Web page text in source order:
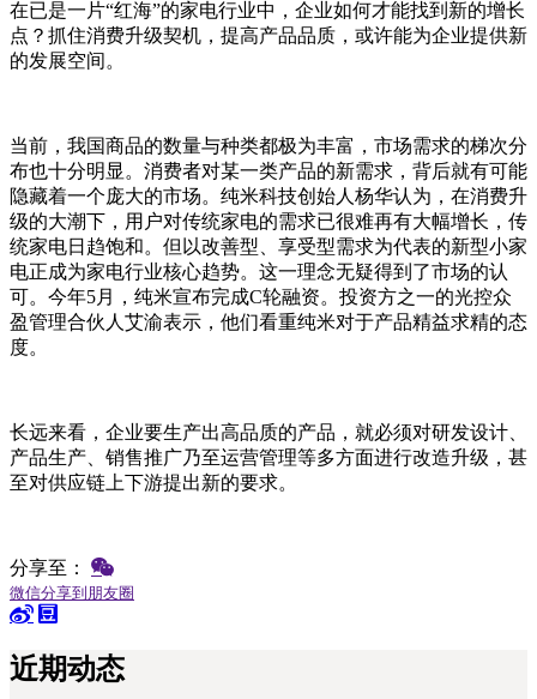
在已是一片“红海”的家电行业中，企业如何才能找到新的增长
点？抓住消费升级契机，提高产品品质，或许能为企业提供新
的发展空间。
当前，我国商品的数量与种类都极为丰富，市场需求的梯次分
布也十分明显。消费者对某一类产品的新需求，背后就有可能
隐藏着一个庞大的市场。纯米科技创始人杨华认为，在消费升
级的大潮下，用户对传统家电的需求已很难再有大幅增长，传
统家电日趋饱和。但以改善型、享受型需求为代表的新型小家
电正成为家电行业核心趋势。这一理念无疑得到了市场的认
可。今年5月，纯米宣布完成C轮融资。投资方之一的光控众
盈管理合伙人艾渝表示，他们看重纯米对于产品精益求精的态
度。
长远来看，企业要生产出高品质的产品，就必须对研发设计、
产品生产、销售推广乃至运营管理等多方面进行改造升级，甚
至对供应链上下游提出新的要求。
分享至：
微信分享到朋友圈
近期动态